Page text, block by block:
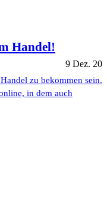
Handel!
9 Dez. 20
zu bekommen sein.
in dem auch